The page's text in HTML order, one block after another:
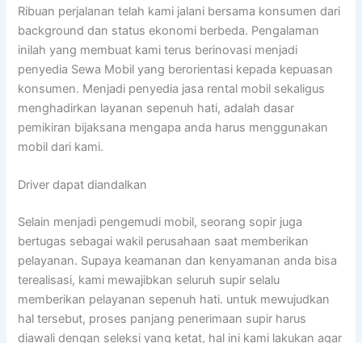
Ribuan perjalanan telah kami jalani bersama konsumen dari
background dan status ekonomi berbeda. Pengalaman
inilah yang membuat kami terus berinovasi menjadi
penyedia Sewa Mobil yang berorientasi kepada kepuasan
konsumen. Menjadi penyedia jasa rental mobil sekaligus
menghadirkan layanan sepenuh hati, adalah dasar
pemikiran bijaksana mengapa anda harus menggunakan
mobil dari kami.
Driver dapat diandalkan
Selain menjadi pengemudi mobil, seorang sopir juga
bertugas sebagai wakil perusahaan saat memberikan
pelayanan. Supaya keamanan dan kenyamanan anda bisa
terealisasi, kami mewajibkan seluruh supir selalu
memberikan pelayanan sepenuh hati. untuk mewujudkan
hal tersebut, proses panjang penerimaan supir harus
diawali dengan seleksi yang ketat, hal ini kami lakukan agar